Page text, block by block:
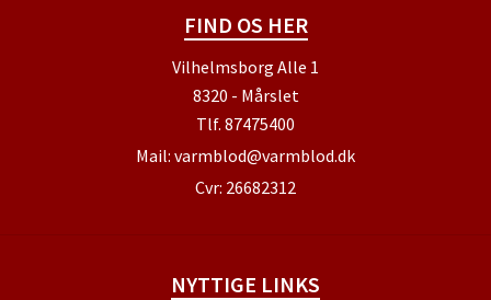
FIND OS HER
Vilhelmsborg Alle 1
8320 - Mårslet
Tlf. 87475400
Mail: varmblod@varmblod.dk
Cvr: 26682312
NYTTIGE LINKS